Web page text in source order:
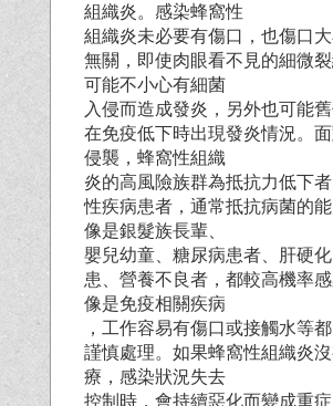
組織炎。感染蜂窩性
組織炎未必要有傷口，也傷口
無關，即使肉眼看不見的細微
可能不小心有細菌
入侵而造成發炎，另外也可能舊
在免疫低下時出現發炎情況。
侵襲，蜂窩性組織
炎的高風險族群為抵抗力低下
性疾病患者，通常抵抗病菌的能
像是銀髮族長輩、
嬰兒幼童、糖尿病患者、肝硬
患、營養不良者，都較高機率
像是免疫相關疾病
，工作容易有傷口或接觸水等
謹慎處理。如果蜂窩性組織炎
療，感染狀況失去
控制時，會持續惡化而變成重